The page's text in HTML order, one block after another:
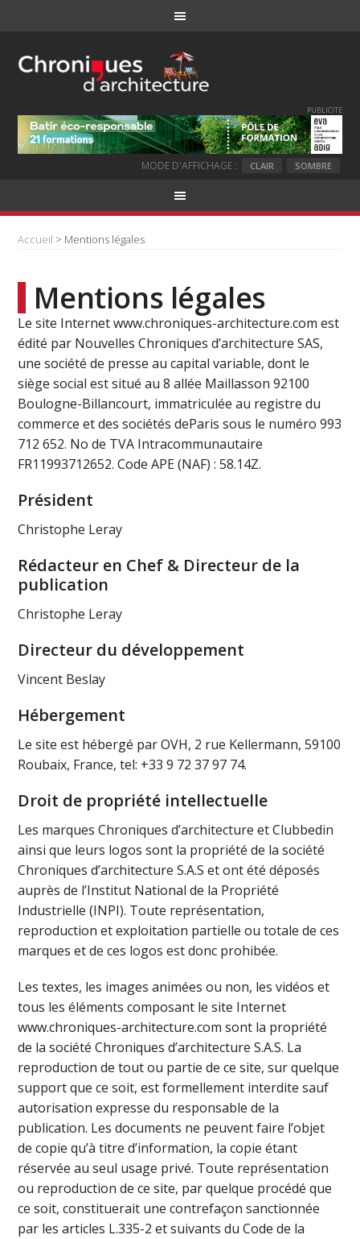
PUBLICITE
MODE D'AFFICHAGE : CLAIR SOMBRE
Accueil > Mentions légales
Mentions légales
Le site Internet www.chroniques-architecture.com est
édité par Nouvelles Chroniques d’architecture SAS,
une société de presse au capital variable, dont le
siège social est situé au 8 allée Maillasson 92100
Boulogne-Billancourt, immatriculée au registre du
commerce et des sociétés deParis sous le numéro 993
712 652. No de TVA Intracommunautaire
FR11993712652. Code APE (NAF) : 58.14Z.
Président
Christophe Leray
Rédacteur en Chef & Directeur de la
publication
Christophe Leray
Directeur du développement
Vincent Beslay
Hébergement
Le site est hébergé par OVH, 2 rue Kellermann, 59100
Roubaix, France, tel: +33 9 72 37 97 74.
Droit de propriété intellectuelle
Les marques Chroniques d’architecture et Clubbedin
ainsi que leurs logos sont la propriété de la société
Chroniques d’architecture S.A.S et ont été déposés
auprès de l’Institut National de la Propriété
Industrielle (INPI). Toute représentation,
reproduction et exploitation partielle ou totale de ces
marques et de ces logos est donc prohibée.
Les textes, les images animées ou non, les vidéos et
tous les éléments composant le site Internet
www.chroniques-architecture.com sont la propriété
de la société Chroniques d’architecture S.A.S. La
reproduction de tout ou partie de ce site, sur quelque
support que ce soit, est formellement interdite sauf
autorisation expresse du responsable de la
publication. Les documents ne peuvent faire l’objet
de copie qu’à titre d’information, la copie étant
réservée au seul usage privé. Toute représentation
ou reproduction de ce site, par quelque procédé que
ce soit, constituerait une contrefaçon sanctionnée
par les articles L.335-2 et suivants du Code de la